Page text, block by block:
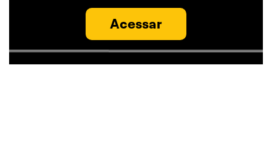
Acessar